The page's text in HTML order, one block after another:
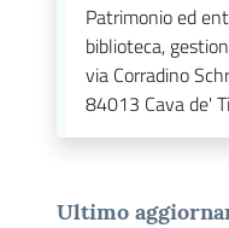
Patrimonio ed
biblioteca,
via Corradino
84013 Cava de'
Ultimo